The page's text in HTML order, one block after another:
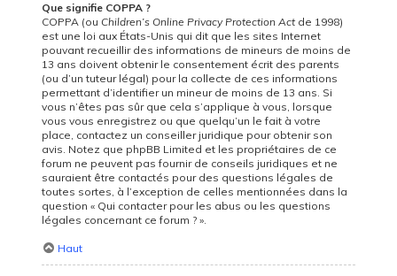
Que signifie COPPA ?
COPPA (ouChildren’s Online Privacy Protection Actde 1998)
est une loi aux États-Unis qui dit que les sites Internet
pouvant recueillir des informations de mineurs de moins de
13 ans doivent obtenir le consentement écrit des parents
(ou d’un tuteur légal) pour la collecte de ces informations
permettant d’identifier un mineur de moins de 13 ans. Si
vous n’êtes pas sûr que cela s’applique à vous, lorsque
vous vous enregistrez ou que quelqu’un le fait à votre
place, contactez un conseiller juridique pour obtenir son
avis. Notez que phpBB Limited et les propriétaires de ce
forum ne peuvent pas fournir de conseils juridiques et ne
sauraient être contactés pour des questions légales de
toutes sortes, à l’exception de celles mentionnées dans la
question « Qui contacter pour les abus ou les questions
légales concernant ce forum ? ».
Haut